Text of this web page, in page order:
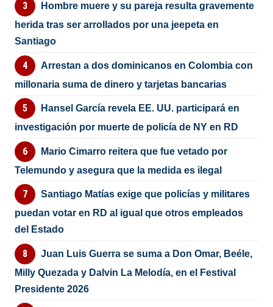
Hombre muere y su pareja resulta gravemente
herida tras ser arrollados por una jeepeta en
Santiago
Arrestan a dos dominicanos en Colombia con
millonaria suma de dinero y tarjetas bancarias
Hansel García revela EE. UU. participará en
investigación por muerte de policía de NY en RD
Mario Cimarro reitera que fue vetado por
Telemundo y asegura que la medida es ilegal
Santiago Matías exige que policías y militares
puedan votar en RD al igual que otros empleados
del Estado
Juan Luis Guerra se suma a Don Omar, Beéle,
Milly Quezada y Dalvin La Melodía, en el Festival
Presidente 2026